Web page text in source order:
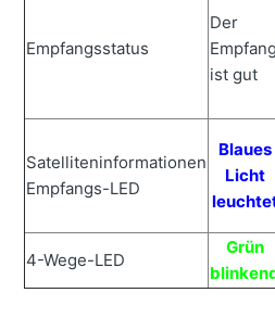
Es ist nicht möglich, die
Internet auf die
Empfangsstatus
Der
Empfang
ist gut
Satelliteninformationen
Empfangs-LED
Blaues
Licht
4-Wege-LED
Grün